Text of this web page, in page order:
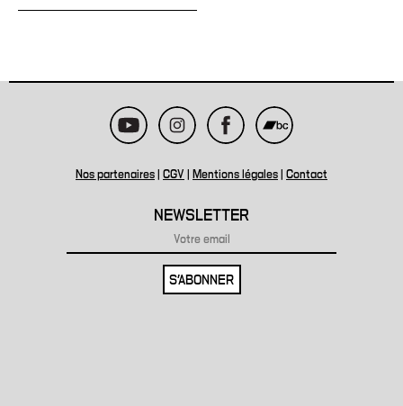
Nos partenaires CGV Mentions légales Contact
NEWSLETTER
S'ABONNER